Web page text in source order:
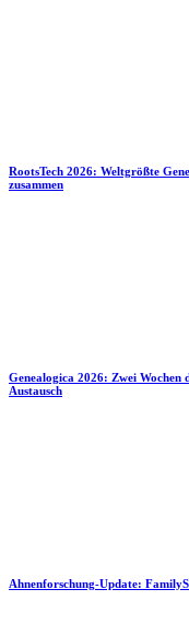
RootsTech 2026: Weltgrößte
zusammen
Genealogica 2026: Zwei
Austausch
Ahnenforschung-Update: